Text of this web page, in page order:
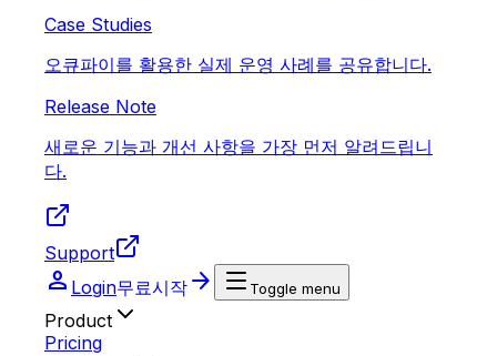
Case Studies
오큐파이를 활용한 실제 운영 사례를 공유합니다.
Release Note
새로운 기능과 개선 사항을 가장 먼저 알려드립니
다.
Support
person Login무료시작 arrow_forward Toggle menu
Product
Pricing